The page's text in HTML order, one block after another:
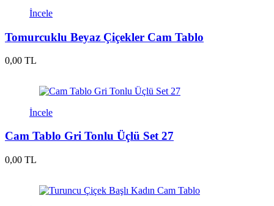
İncele
Tomurcuklu Beyaz Çiçekler Cam Tablo
0,00 TL
İncele
Cam Tablo Gri Tonlu Üçlü Set 27
0,00 TL